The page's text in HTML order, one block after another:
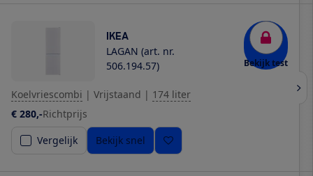
IKEA
LAGAN (art. nr.
506.194.57)
Bekijk test
Koelvriescombi | Vrijstaand | 174 liter
€ 280,-Richtprijs
Vergelijk
Bekijk snel